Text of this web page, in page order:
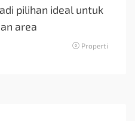
pilihan ideal untuk
area
Properti